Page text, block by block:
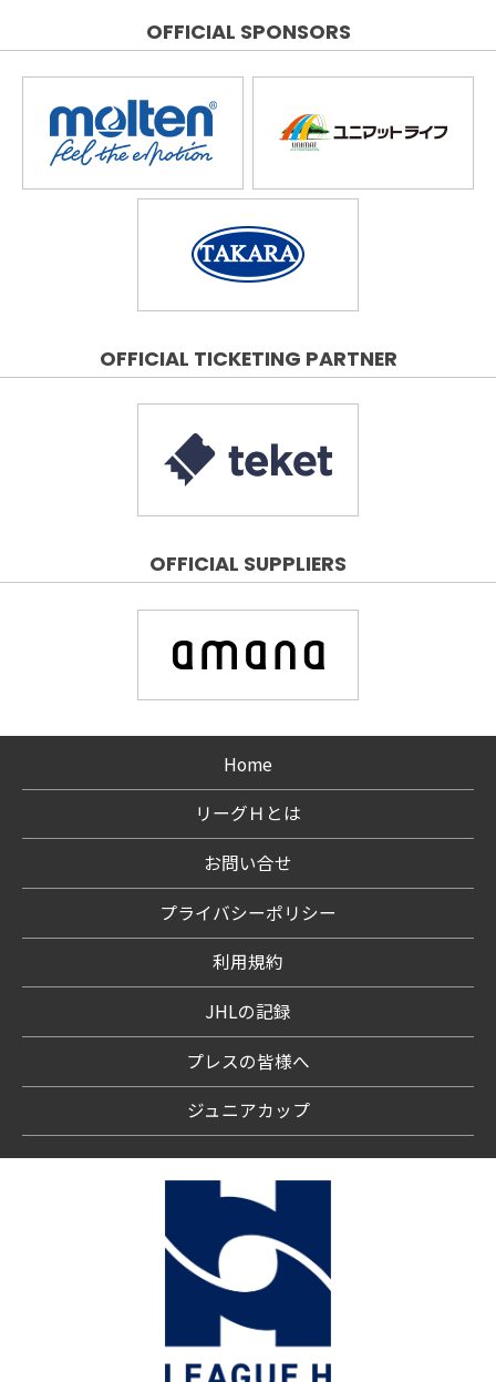
OFFICIAL SPONSORS
OFFICIAL TICKETING PARTNER
OFFICIAL SUPPLIERS
Home
リーグＨとは
お問い合せ
プライバシーポリシー
利用規約
JHLの記録
プレスの皆様へ
ジュニアカップ